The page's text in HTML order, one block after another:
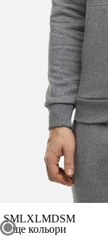
SMLXLMDSM
ще кольори